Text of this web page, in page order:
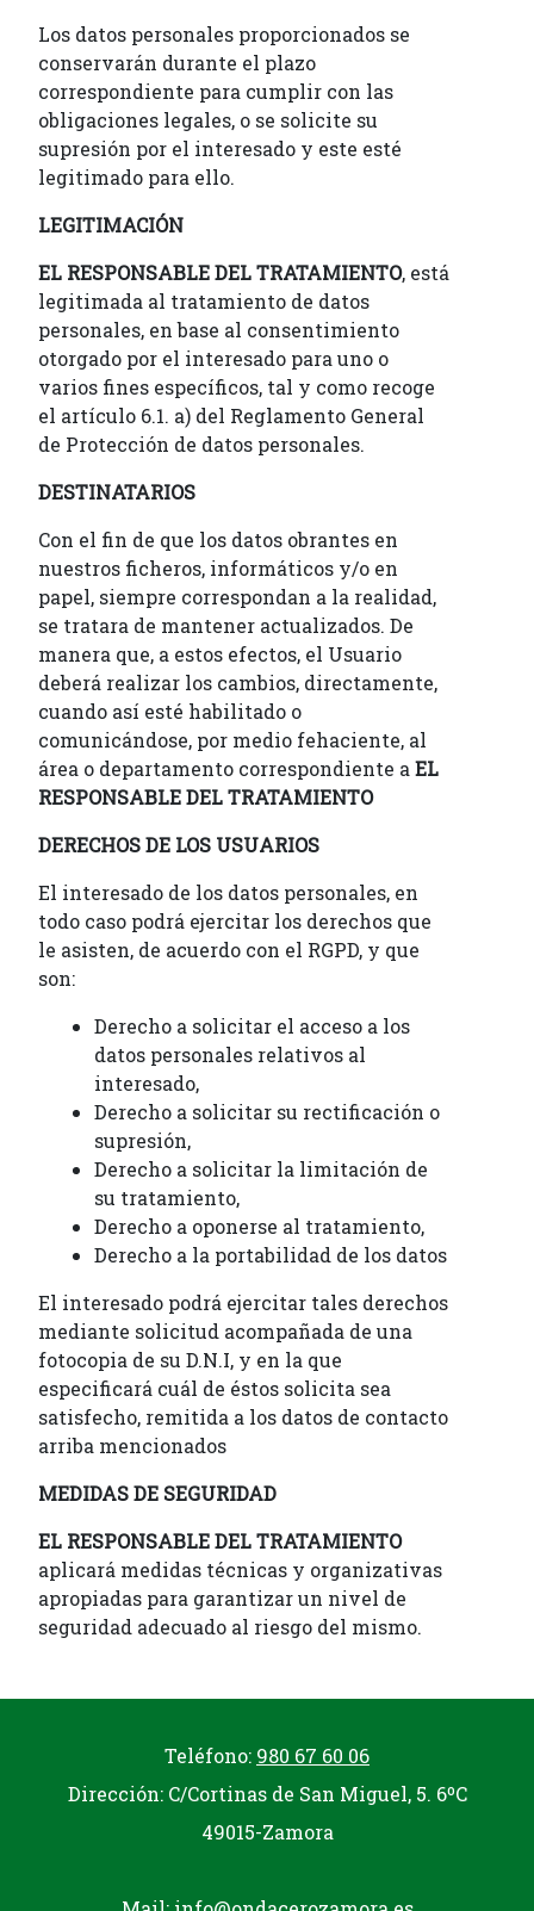
Los datos personales proporcionados se
conservarán durante el plazo
correspondiente para cumplir con las
obligaciones legales, o se solicite su
supresión por el interesado y este esté
legitimado para ello.
LEGITIMACIÓN
EL RESPONSABLE DEL TRATAMIENTO, está
legitimada al tratamiento de datos
personales, en base al consentimiento
otorgado por el interesado para uno o
varios fines específicos, tal y como recoge
el artículo 6.1. a) del Reglamento General
de Protección de datos personales.
DESTINATARIOS
Con el fin de que los datos obrantes en
nuestros ficheros, informáticos y/o en
papel, siempre correspondan a la realidad,
se tratara de mantener actualizados. De
manera que, a estos efectos, el Usuario
deberá realizar los cambios, directamente,
cuando así esté habilitado o
comunicándose, por medio fehaciente, al
área o departamento correspondiente a EL
RESPONSABLE DEL TRATAMIENTO
DERECHOS DE LOS USUARIOS
El interesado de los datos personales, en
todo caso podrá ejercitar los derechos que
le asisten, de acuerdo con el RGPD, y que
son:
Derecho a solicitar el acceso a los
datos personales relativos al
interesado,
Derecho a solicitar su rectificación o
supresión,
Derecho a solicitar la limitación de
su tratamiento,
Derecho a oponerse al tratamiento,
Derecho a la portabilidad de los datos
El interesado podrá ejercitar tales derechos
mediante solicitud acompañada de una
fotocopia de su D.N.I, y en la que
especificará cuál de éstos solicita sea
satisfecho, remitida a los datos de contacto
arriba mencionados
MEDIDAS DE SEGURIDAD
EL RESPONSABLE DEL TRATAMIENTO
aplicará medidas técnicas y organizativas
apropiadas para garantizar un nivel de
seguridad adecuado al riesgo del mismo.
Teléfono: 980 67 60 06
Dirección: C/Cortinas de San Miguel, 5. 6ºC
49015-Zamora